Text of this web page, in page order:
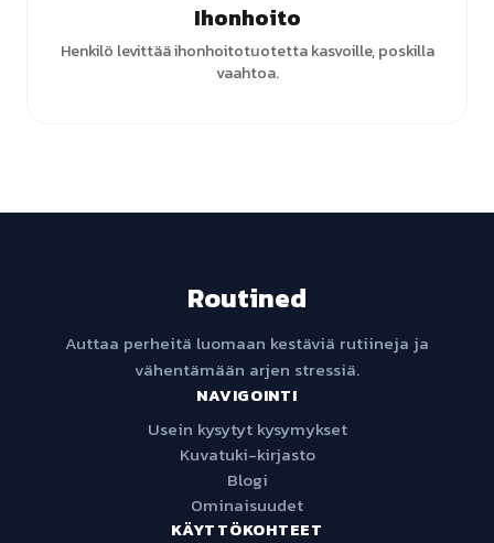
Ihonhoito
Henkilö levittää ihonhoitotuotetta kasvoille, poskilla
vaahtoa.
Routined
Auttaa perheitä luomaan kestäviä rutiineja ja
vähentämään arjen stressiä.
NAVIGOINTI
Usein kysytyt kysymykset
Kuvatuki-kirjasto
Blogi
Ominaisuudet
KÄYTTÖKOHTEET